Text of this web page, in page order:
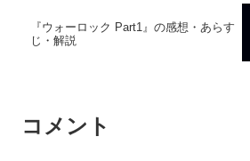
『ウォーロック Part1』の感想・あらす
じ・解説
コメント